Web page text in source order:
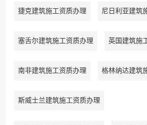
捷克建筑施工资质办理 尼日利亚建筑
塞舌尔建筑施工资质办理 英国建筑施
南非建筑施工资质办理 格林纳达建筑
斯威士兰建筑施工资质办理